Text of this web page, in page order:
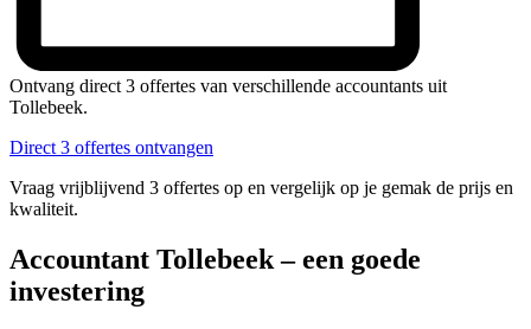
Ontvang direct 3 offertes van verschillende accountants uit
Tollebeek.
Direct 3 offertes ontvangen
Vraag vrijblijvend 3 offertes op en vergelijk op je gemak de prijs en
kwaliteit.
Accountant Tollebeek – een goede
investering